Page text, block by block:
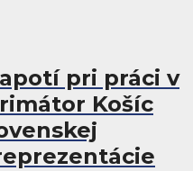
pri práci v
Košíc